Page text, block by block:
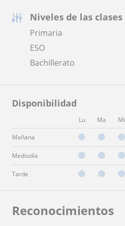
Niveles de las clases
Primaria
ESO
Bachillerato
Disponibilidad
Lu Ma Mi
Mañana
Mediodía
Tarde
Reconocimientos